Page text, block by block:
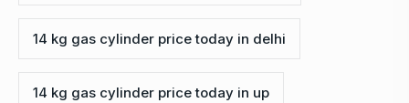
14 kg gas cylinder price today in delhi
14 kg gas cylinder price today in up